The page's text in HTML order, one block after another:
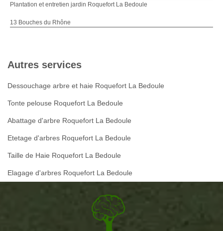
Plantation et entretien jardin Roquefort La Bedoule
13 Bouches du Rhône
Autres services
Dessouchage arbre et haie Roquefort La Bedoule
Tonte pelouse Roquefort La Bedoule
Abattage d'arbre Roquefort La Bedoule
Etetage d'arbres Roquefort La Bedoule
Taille de Haie Roquefort La Bedoule
Elagage d'arbres Roquefort La Bedoule